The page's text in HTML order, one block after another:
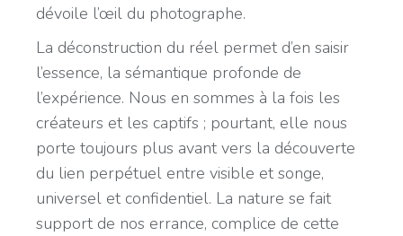
dévoile l’œil du photographe.
La déconstruction du réel permet d’en saisir
l’essence, la sémantique profonde de
l’expérience. Nous en sommes à la fois les
créateurs et les captifs ; pourtant, elle nous
porte toujours plus avant vers la découverte
du lien perpétuel entre visible et songe,
universel et confidentiel. La nature se fait
support de nos errance, complice de cette